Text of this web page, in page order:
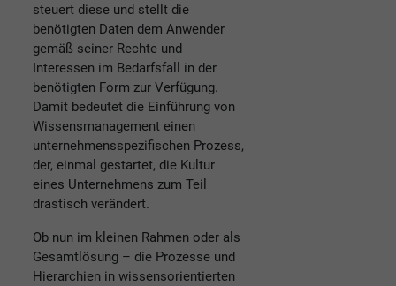
steuert diese und stellt die
benötigten Daten dem Anwender
gemäß seiner Rechte und
Interessen im Bedarfsfall in der
benötigten Form zur Verfügung.
Damit bedeutet die Einführung von
Wissensmanagement einen
unternehmensspezifischen Prozess,
der, einmal gestartet, die Kultur
eines Unternehmens zum Teil
drastisch verändert.
Ob nun im kleinen Rahmen oder als
Gesamtlösung – die Prozesse und
Hierarchien in wissensorientierten